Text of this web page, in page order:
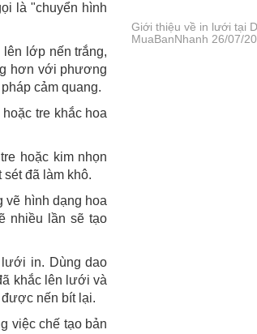
là "chuyển hình
lớp nến trắng,
hơn với phương
cảm quang.
tre khắc hoa
hoặc kim nhọn
đã làm khô.
vẽ hình dạng hoa
nhiều lần sẽ tạo
in. Dùng dao
khắc lên lưới và
nến bít lại.
việc chế tạo bản
Giới thiệu về in lưới tại
MuaBanNhanh 26/07/